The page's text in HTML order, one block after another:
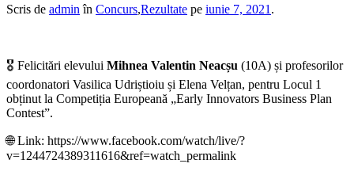
Scris de admin în Concurs,Rezultate pe iunie 7, 2021 .
🎖 Felicitări elevului Mihnea Valentin Neacșu (10A) și profesorilor
coordonatori Vasilica Udriștioiu și Elena Velțan, pentru Locul 1
obținut la Competiția Europeană „Early Innovators Business Plan
Contest”.
🌐 Link: https://www.facebook.com/watch/live/?
v=1244724389311616&ref=watch_permalink